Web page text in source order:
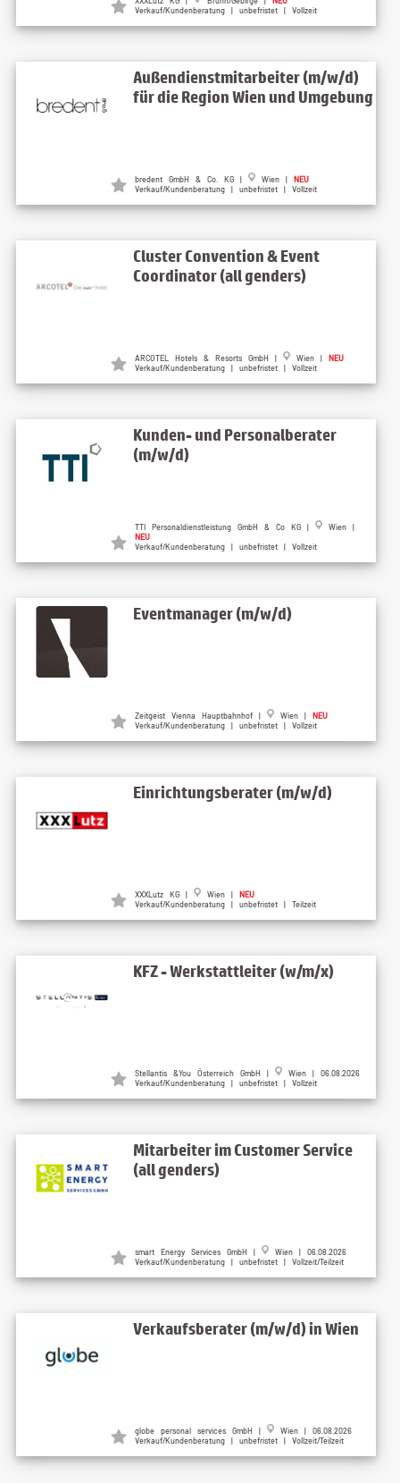
Verkauf/Kundenberatung | unbefristet | Vollzeit
Außendienstmitarbeiter (m/w/d)
für die Region Wien und Umgebung
bredent GmbH & Co. KG | Wien | NEU
Verkauf/Kundenberatung | unbefristet | Vollzeit
Cluster Convention & Event
Coordinator (all genders)
ARCOTEL Hotels & Resorts GmbH | Wien | NEU
Verkauf/Kundenberatung | unbefristet | Vollzeit
Kunden- und Personalberater
(m/w/d)
TTI Personaldienstleistung GmbH & Co KG |
Wien |
NEU
Verkauf/Kundenberatung | unbefristet | Vollzeit
Eventmanager (m/w/d)
Zeitgeist Vienna Hauptbahnhof | Wien | NEU
Verkauf/Kundenberatung | unbefristet | Vollzeit
Einrichtungsberater (m/w/d)
XXXLutz KG | Wien | NEU
Verkauf/Kundenberatung | unbefristet | Teilzeit
KFZ - Werkstattleiter (w/m/x)
Stellantis &You Österreich GmbH |
Wien | 06.08.2026
Verkauf/Kundenberatung | unbefristet | Vollzeit
Mitarbeiter im Customer Service
(all genders)
smart Energy Services GmbH |
Wien | 06.08.2026
Verkauf/Kundenberatung | unbefristet | Vollzeit/Teilzeit
Verkaufsberater (m/w/d) in Wien
globe personal services GmbH |
Wien | 06.08.2026
Verkauf/Kundenberatung | unbefristet | Vollzeit/Teilzeit